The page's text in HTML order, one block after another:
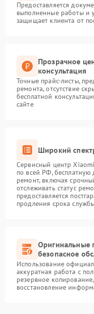
Предоставляется
выполненные работы и
защищает клиента от
Прозрачное
консультация
Точные прайс-листы,
ремонта, отсутствие
бесплатной
сайте
Широкий
Сервисный центр
по всей РФ, бесплатную
ремонт, включая
отслеживать статус
предоставляется
продления срока
Оригинальные
безопасное
Использование
аккуратная работа с
резервное
восстановление